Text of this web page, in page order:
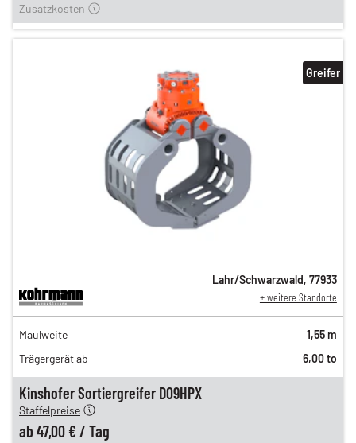
Zusatzkosten
Kinshofer Sortiergreifer D09HPX
82,00 €
68,00 €
58,00 €
Staffelpreise
ab 47,00 € / Tag
12,00 €
Greifer
Lahr/Schwarzwald, 77933
+ weitere Standorte
Maulweite
1,55 m
Trägergerät ab
6,00 to